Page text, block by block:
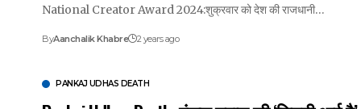
National Creator Award 2024:शुक्रवार को देश की राजधानी…
ByAanchalik Khabre 2 years ago
PANKAJ UDHAS DEATH